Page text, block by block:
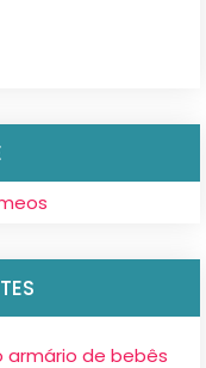
armário de bebês